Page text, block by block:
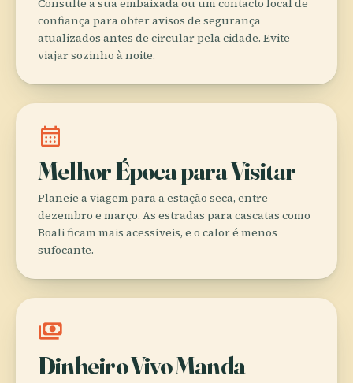
confiança para obter avisos de segurança
atualizados antes de circular pela cidade. Evite
viajar sozinho à noite.
calendar_month
Melhor Época para Visitar
Planeie a viagem para a estação seca, entre
dezembro e março. As estradas para cascatas como
Boali ficam mais acessíveis, e o calor é menos
sufocante.
payments
Dinheiro Vivo Manda